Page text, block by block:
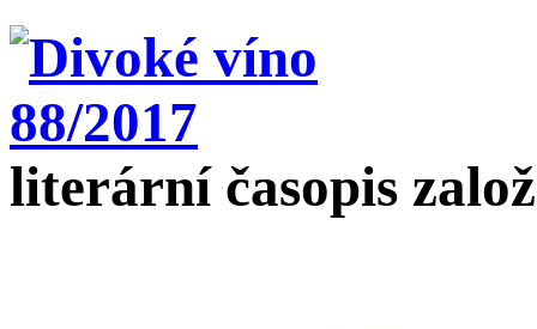
literární časopis